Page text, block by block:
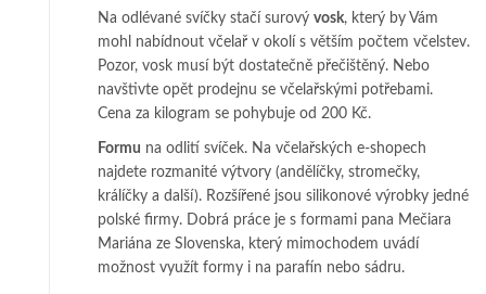
Na odlévané svíčky stačí surový vosk, který by Vám
mohl nabídnout včelař v okolí s větším počtem včelstev.
Pozor, vosk musí být dostatečně přečištěný. Nebo
navštivte opět prodejnu se včelařskými potřebami.
Cena za kilogram se pohybuje od 200 Kč.
Formu na odlití svíček. Na včelařských e-shopech
najdete rozmanité výtvory (andělíčky, stromečky,
králíčky a další). Rozšířené jsou silikonové výrobky jedné
polské firmy. Dobrá práce je s formami pana Mečiara
Mariána ze Slovenska, který mimochodem uvádí
možnost využít formy i na parafín nebo sádru.